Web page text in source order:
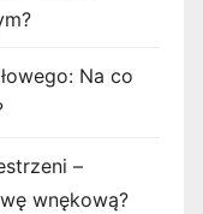
Na co
–
wnękową?